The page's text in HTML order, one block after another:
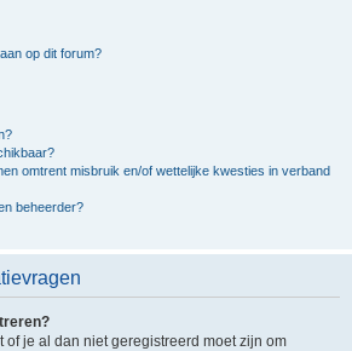
op dit forum?
omtrent misbruik en/of wettelijke kwesties in verband
beheerder?
of je al dan niet geregistreerd moet zijn om